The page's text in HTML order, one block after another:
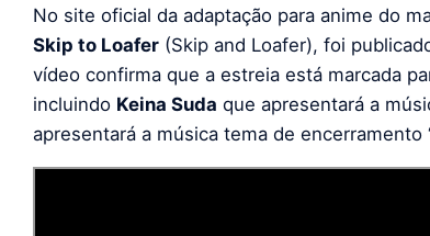
No site oficial da adaptação para anime do
Skip to Loafer (Skip and Loafer), foi
vídeo confirma que a estreia está marcada
incluindo Keina Suda que apresentará a
apresentará a música tema de encerramento